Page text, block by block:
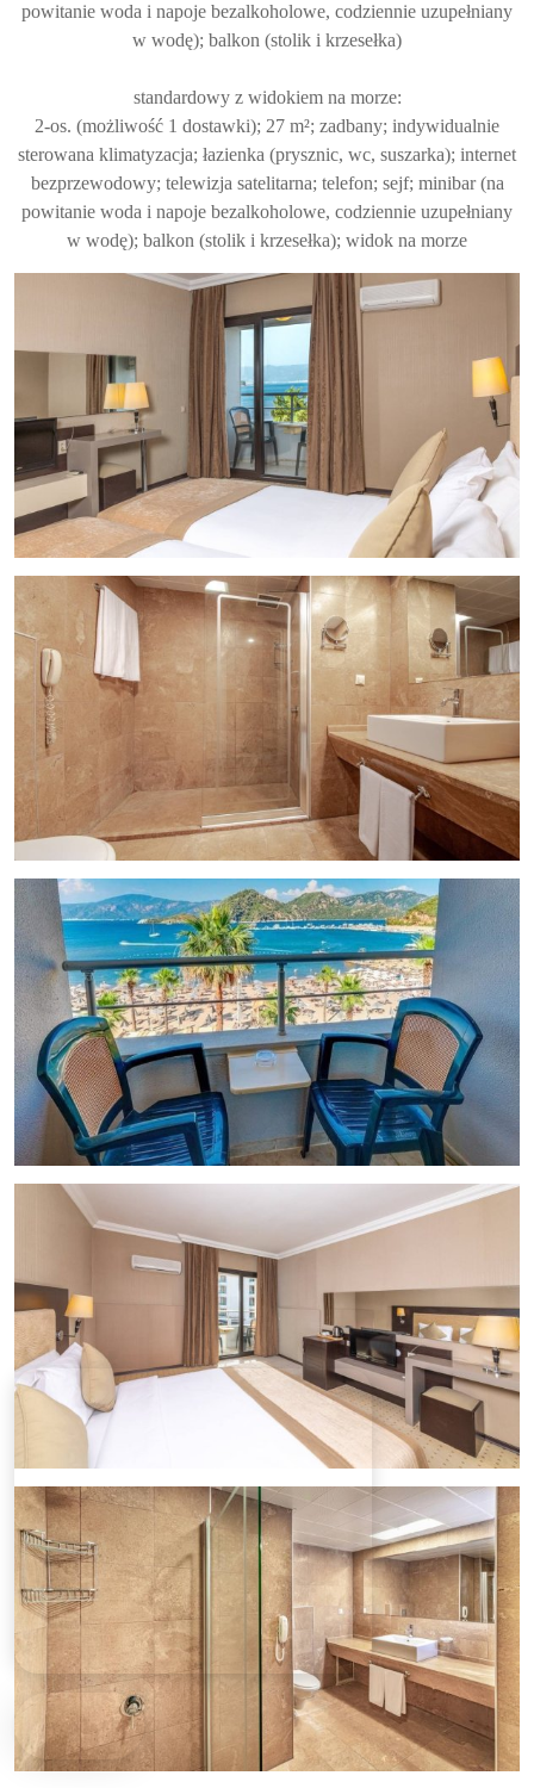
powitanie woda i napoje bezalkoholowe, codziennie uzupełniany
w wodę); balkon (stolik i krzesełka)
standardowy z widokiem na morze:
2-os. (możliwość 1 dostawki); 27 m²; zadbany; indywidualnie
sterowana klimatyzacja; łazienka (prysznic, wc, suszarka); internet
bezprzewodowy; telewizja satelitarna; telefon; sejf; minibar (na
powitanie woda i napoje bezalkoholowe, codziennie uzupełniany
w wodę); balkon (stolik i krzesełka); widok na morze